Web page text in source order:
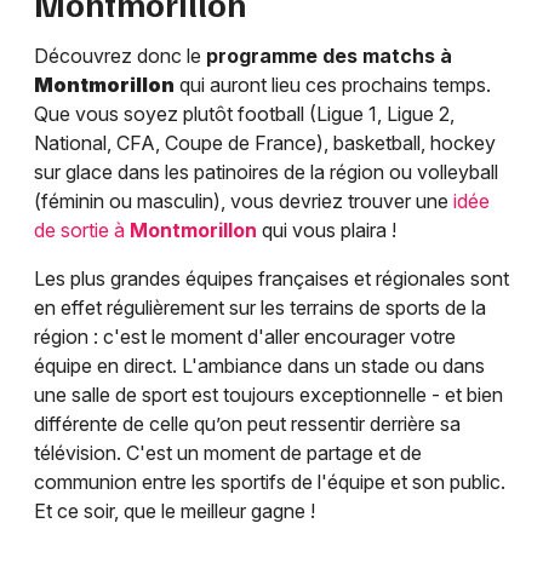
Découvrez donc le programme des matchs à
Montmorillon qui auront lieu ces prochains temps.
Que vous soyez plutôt football (Ligue 1, Ligue 2,
National, CFA, Coupe de France), basketball, hockey
sur glace dans les patinoires de la région ou volleyball
(féminin ou masculin), vous devriez trouver une idée
de sortie à Montmorillon qui vous plaira !
Les plus grandes équipes françaises et régionales sont
en effet régulièrement sur les terrains de sports de la
région : c'est le moment d'aller encourager votre
équipe en direct. L'ambiance dans un stade ou dans
une salle de sport est toujours exceptionnelle - et bien
différente de celle qu’on peut ressentir derrière sa
télévision. C'est un moment de partage et de
communion entre les sportifs de l'équipe et son public.
Et ce soir, que le meilleur gagne !